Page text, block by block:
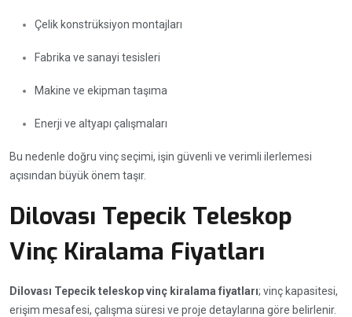
Çelik konstrüksiyon montajları
Fabrika ve sanayi tesisleri
Makine ve ekipman taşıma
Enerji ve altyapı çalışmaları
Bu nedenle doğru vinç seçimi, işin güvenli ve verimli ilerlemesi
açısından büyük önem taşır.
Dilovası Tepecik Teleskop
Vinç Kiralama Fiyatları
Dilovası Tepecik teleskop vinç kiralama fiyatları; vinç kapasitesi,
erişim mesafesi, çalışma süresi ve proje detaylarına göre belirlenir.